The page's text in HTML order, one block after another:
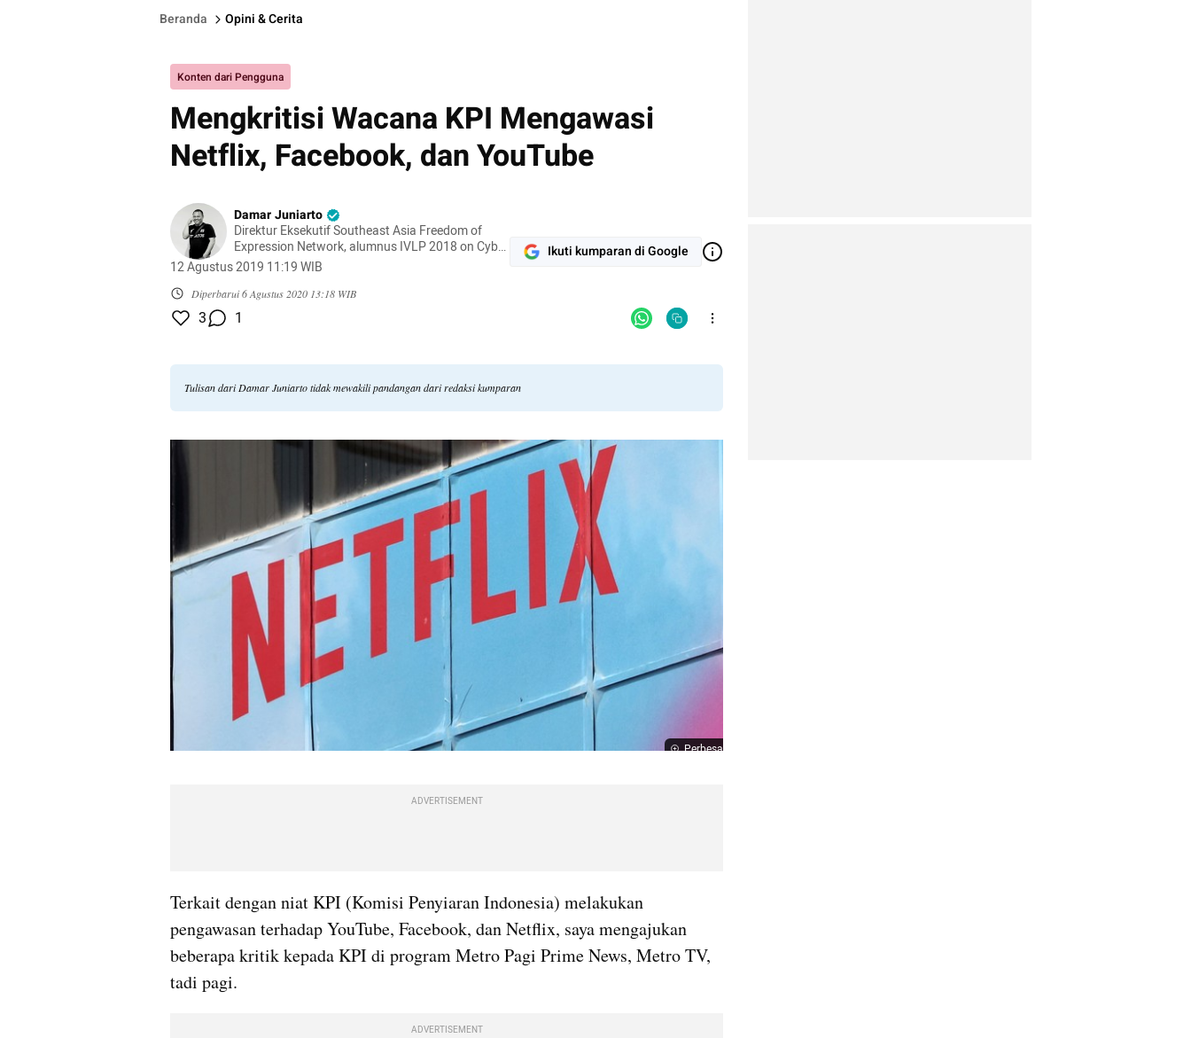
Beranda Opini & Cerita
Konten dari Pengguna
Mengkritisi Wacana KPI Mengawasi
Netflix, Facebook, dan YouTube
Damar Juniarto
Direktur Eksekutif Southeast Asia Freedom of
Expression Network, alumnus IVLP 2018 on Cyber
Policy and Online Freedom of Expression Network.
12 Agustus 2019 11:19 WIB
Diperbarui6 Agustus 2020 13:18 WIB
Ikuti kumparan di Google
3 1
Tulisan dari Damar Juniarto tidak mewakili pandangan dari redaksi kumparan
Perbesar
ADVERTISEMENT
Terkait dengan niat KPI (Komisi Penyiaran Indonesia) melakukan
pengawasan terhadap YouTube, Facebook, dan Netflix, saya mengajukan
beberapa kritik kepada KPI di program Metro Pagi Prime News, Metro TV,
tadi pagi.
ADVERTISEMENT